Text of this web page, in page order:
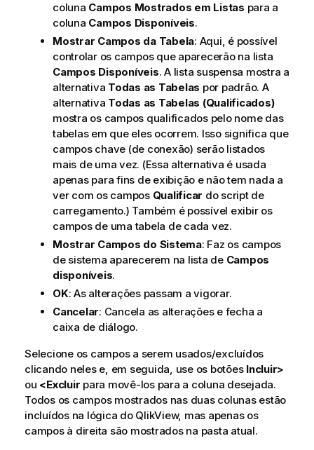
coluna Campos Mostrados em Listas para a
coluna Campos Disponíveis.
Mostrar Campos da Tabela: Aqui, é possível
controlar os campos que aparecerão na lista
Campos Disponíveis. A lista suspensa mostra a
alternativa Todas as Tabelas por padrão. A
alternativa Todas as Tabelas (Qualificados)
mostra os campos qualificados pelo nome das
tabelas em que eles ocorrem. Isso significa que
campos chave (de conexão) serão listados
mais de uma vez. (Essa alternativa é usada
apenas para fins de exibição e não tem nada a
ver com os campos Qualificar do script de
carregamento.) Também é possível exibir os
campos de uma tabela de cada vez.
Mostrar Campos do Sistema: Faz os campos
de sistema aparecerem na lista de Campos
disponíveis.
OK: As alterações passam a vigorar.
Cancelar: Cancela as alterações e fecha a
caixa de diálogo.
Selecione os campos a serem usados/excluídos
clicando neles e, em seguida, use os botões Incluir>
ou <Excluir para movê-los para a coluna desejada.
Todos os campos mostrados nas duas colunas estão
incluídos na lógica do QlikView, mas apenas os
campos à direita são mostrados na pasta atual.